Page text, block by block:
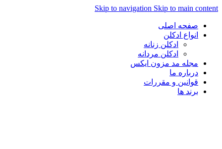
Skip to navigation Skip to main
صفحه اصلی
انواع ادکلن
ادکلن زنانه
ادکلن مردانه
مجله مد مزون ایکس
درباره ما
قوانین و مقررات
برند ها